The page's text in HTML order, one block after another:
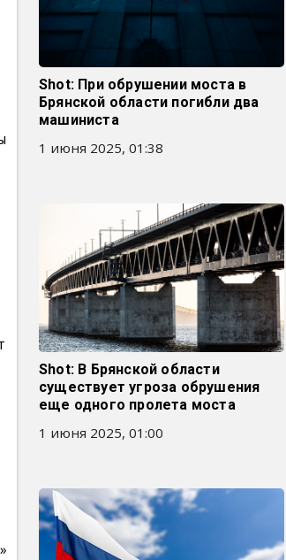
Shot: При обрушении моста в
Брянской области погибли два
машиниста
1 июня 2025, 01:38
Shot: В Брянской области
существует угроза обрушения
еще одного пролета моста
1 июня 2025, 01:00